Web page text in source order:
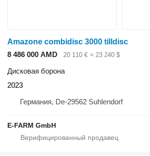
Amazone combidisc 3000 tilldisc
8 486 000 AMD
20 110 € ≈ 23 240 $
Дисковая борона
2023
Германия, De-29562 Suhlendorf
E-FARM GmbH